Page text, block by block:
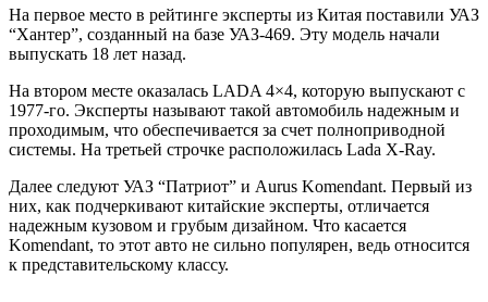
На первое место в рейтинге эксперты из Китая поставили УАЗ
“Хантер”, созданный на базе УАЗ-469. Эту модель начали
выпускать 18 лет назад.
На втором месте оказалась LADA 4×4, которую выпускают с
1977-го. Эксперты называют такой автомобиль надежным и
проходимым, что обеспечивается за счет полноприводной
системы. На третьей строчке расположилась Lada X-Ray.
Далее следуют УАЗ “Патриот” и Aurus Komendant. Первый из
них, как подчеркивают китайские эксперты, отличается
надежным кузовом и грубым дизайном. Что касается
Komendant, то этот авто не сильно популярен, ведь относится
к представительскому классу.